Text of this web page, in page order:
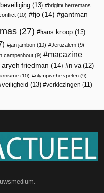
beveiliging (13)
brigitte herremans
(10) fjo (14) gantman
(27) hans knoop (13)
jan jambon (10) Jeruzalem (9)
campenhout (9)
magazine
aryeh friedman (14) n-va(12)
(10) olympische spelen (9)
veiligheid (13) verkiezingen (11)